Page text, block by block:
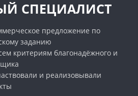
СПЕЦИАЛИСТ
предложение по
заданию
критериям благонадёжного и
и реализовывали